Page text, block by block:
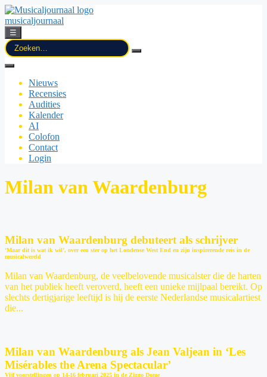
musicaljournaal
☰
Zoek
naar:
Nieuws
Recensies
Audities
Kalender
AI
Colofon
Contact
Login
Milan van Waardenburg
Milan van Waardenburg debuteert als schrijver
‘Maar dit is wat ik wil’, over een ster op het Londense West End en zijn inspirerende reis in de
musicalwereld
Milan van Waardenburg, de veelbelovende musicalster die de harten
van het publiek heeft veroverd, heeft een unieke mijlpaal bereikt. Op
slechts dertigjarige leeftijd is hij de eerste Nederlandse musicalartiest
die...
Milan van Waardenburg als Jean Valjean in ‘Les
Misérables the Arena Spectacular’
Vijf voorstellingen op 14-16 februari 2025 in de Ziggo Dome